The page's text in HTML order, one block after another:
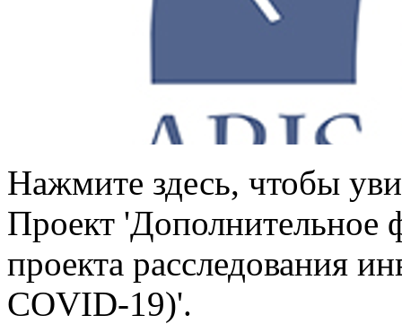
Нажмите здесь, чтобы
Проект 'Дополнительное
проекта расследования
COVID-19)'.